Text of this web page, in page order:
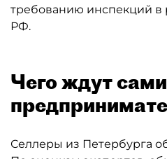
требованию инспекций в
РФ.
Чего ждут сами
Селлеры из Петербурга